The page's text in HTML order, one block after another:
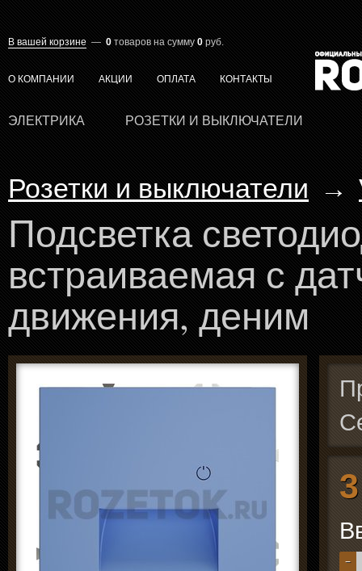
В вашей корзине — 0 товаров на сумму 0 руб.
О КОМПАНИИ АКЦИИ ОПЛАТА КОНТАКТЫ
ЭЛЕКТРИКА РОЗЕТКИ И ВЫКЛЮЧАТЕЛИ
Розетки и выключатели →
Подсветка
встраиваемая с
движения, деним
−